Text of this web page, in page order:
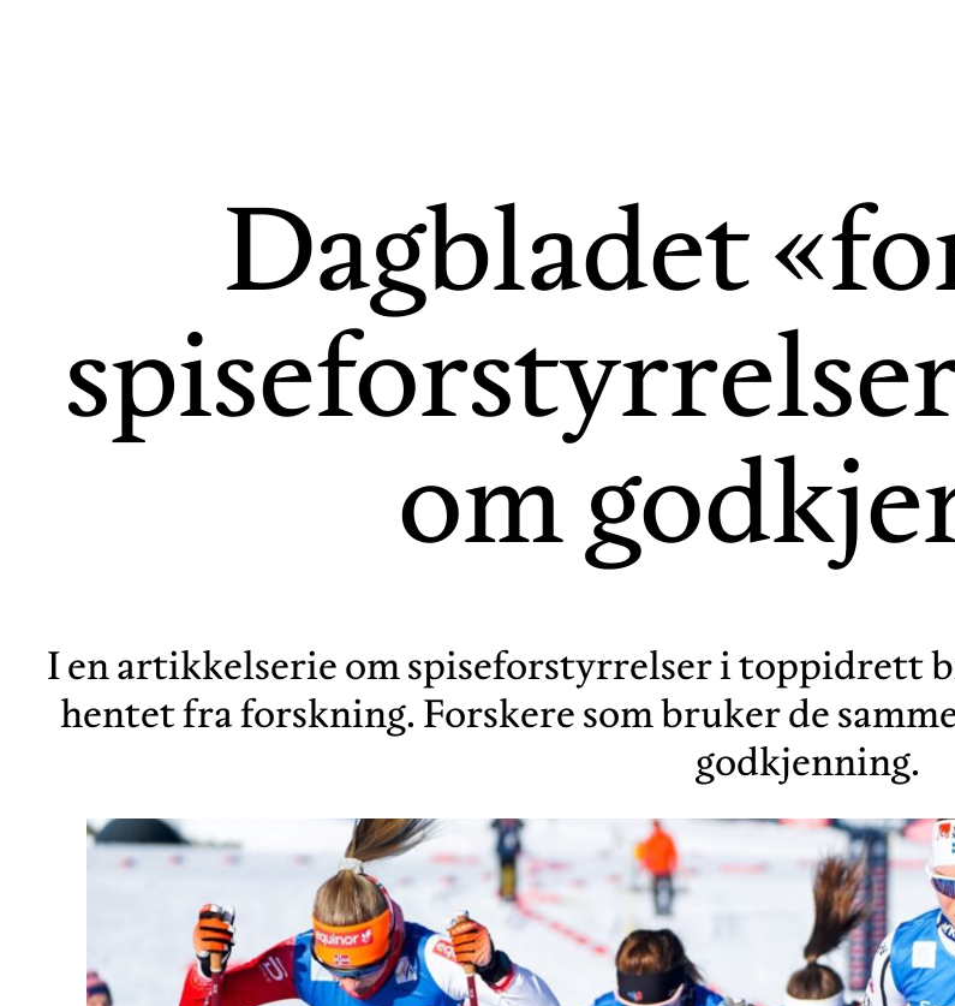
Dagbladet
om
I en artikkelserie om spiseforstyrrelser i toppidrett
hentet fra forskning. Forskere som bruker de
godkjenning.